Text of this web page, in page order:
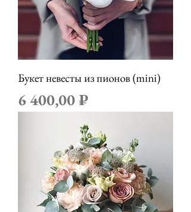
Букет невесты из пионов (mini)
Цена
6 400,00 ₽